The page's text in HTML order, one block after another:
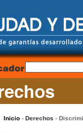
Inicio- Derechos -